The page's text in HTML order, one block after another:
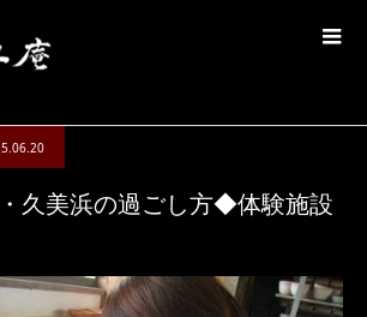
久美浜の過ごし方◆体験施設